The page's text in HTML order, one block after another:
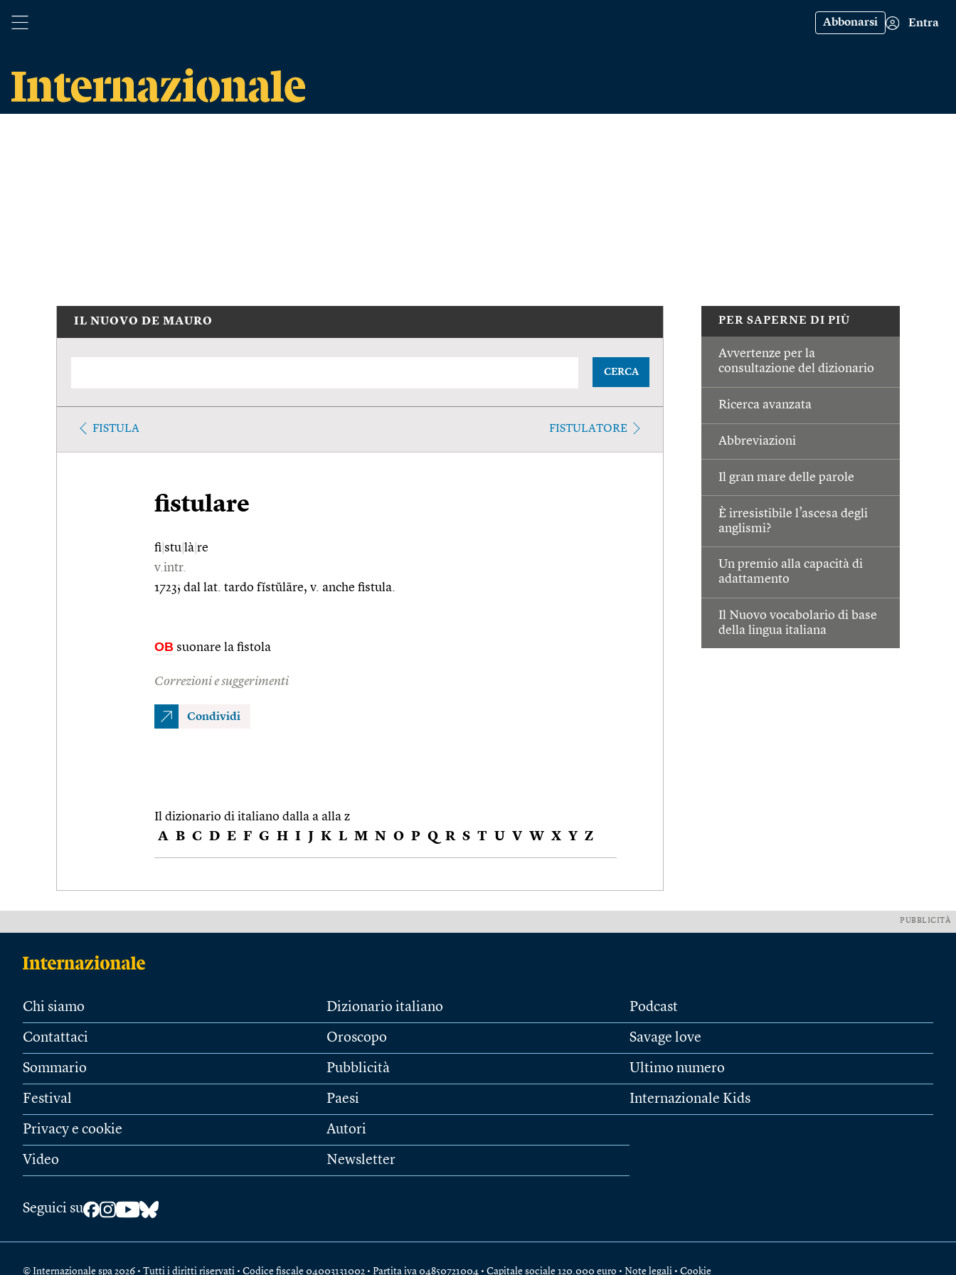
Abbonarsi Entra
PER SAPERNE DI PIÙ
Avvertenze per la
consultazione del dizionario
Ricerca avanzata
Abbreviazioni
Il gran mare delle parole
È irresistibile l’ascesa degli
anglismi?
Un premio alla capacità di
adattamento
Il Nuovo vocabolario di base
della lingua italiana
IL NUOVO DE MAURO
CERCA
FISTULA FISTULATORE
fistulare
fi stu là re
v.intr.
1723; dal lat. tardo fĭstŭlāre, v. anche fistula.
OB suonare la fistola
Correzioni e suggerimenti
Condividi
Il dizionario di italiano dalla a alla z
A B C D E F G H I J K L M N O P Q R S T U V W X Y Z
PUBBLICITÀ
Chi siamo
Contattaci
Sommario
Festival
Privacy e cookie
Video
Dizionario italiano
Oroscopo
Pubblicità
Paesi
Autori
Newsletter
Podcast
Savage love
Ultimo numero
Internazionale Kids
Seguici su
© Internazionale spa 2026 • Tutti i diritti riservati • Codice fiscale 04003131002 • Partita iva 04850721004 • Capitale sociale 120.000 euro • Note legali • Cookie